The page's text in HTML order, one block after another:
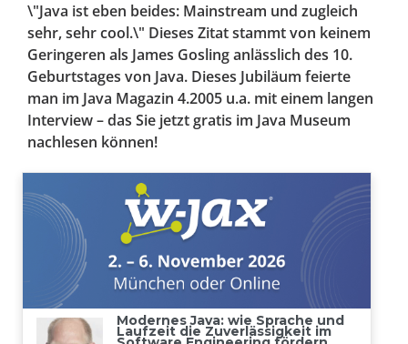
\"Java ist eben beides: Mainstream und zugleich
sehr, sehr cool.\" Dieses Zitat stammt von keinem
Geringeren als James Gosling anlässlich des 10.
Geburtstages von Java. Dieses Jubiläum feierte
man im Java Magazin 4.2005 u.a. mit einem langen
Interview – das Sie jetzt gratis im Java Museum
nachlesen können!